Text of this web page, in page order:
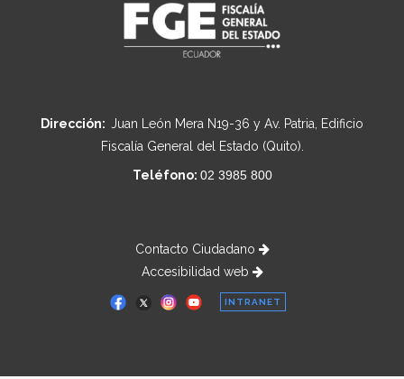
Dirección: Juan León Mera N19-36 y Av. Patria, Edificio
Fiscalía General del Estado (Quito).
Teléfono: 02 3985 800
Contacto Ciudadano
Accesibilidad web
INTRANET